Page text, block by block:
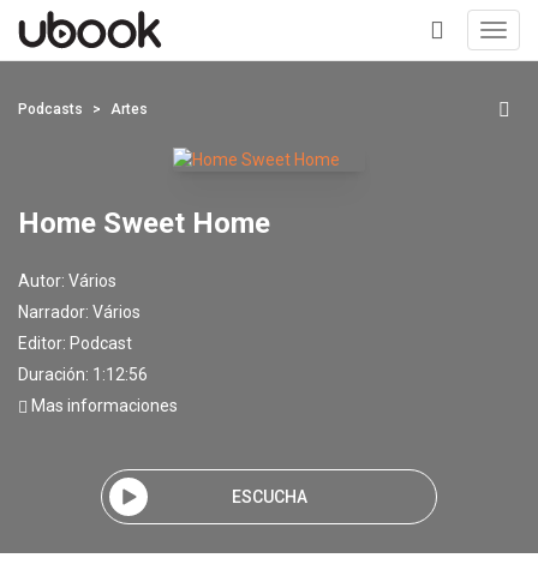
+
Podcasts Artes
Home Sweet Home
Autor: Vários
Narrador: Vários
Editor: Podcast
Duración: 1:12:56
Mas informaciones
ESCUCHA